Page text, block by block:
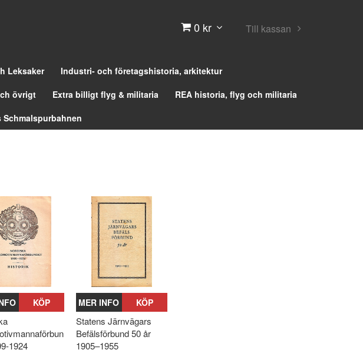
0 kr Till kassan
Leksaker
Industri- och företagshistoria, arkitektur
övrigt Extra billigt flyg & militaria
REA historia, flyg och militaria
Schmalspurbahnen
KÖP
1924
MER INFO KÖP
Statens Järnvägars
Befälsförbund 50 år
1905–1955